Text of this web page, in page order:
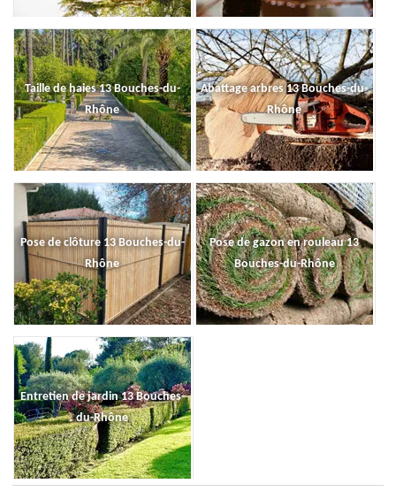
Taille de haies 13 Bouches-du-
Rhône
Abattage arbres 13 Bouches-du-
Rhône
Pose de clôture 13 Bouches-du-
Rhône
Pose de gazon en rouleau 13
Bouches-du-Rhône
Entretien de jardin 13 Bouches-
du-Rhône